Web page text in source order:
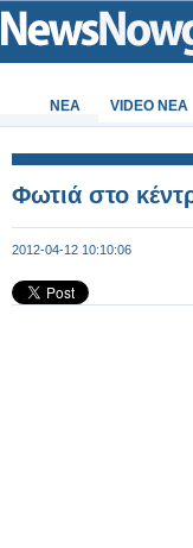
ΝΕΑ VIDEO NEA
Φωτιά στο
2012-04-12 10:10:06